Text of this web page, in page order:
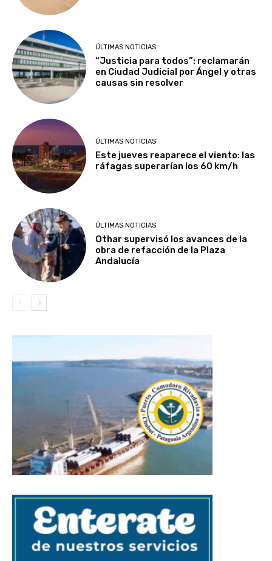
ÚLTIMAS NOTICIAS
“Justicia para todos”: reclamarán
en Ciudad Judicial por Ángel y otras
causas sin resolver
ÚLTIMAS NOTICIAS
Este jueves reaparece el viento: las
ráfagas superarían los 60 km/h
ÚLTIMAS NOTICIAS
Othar supervisó los avances de la
obra de refacción de la Plaza
Andalucía